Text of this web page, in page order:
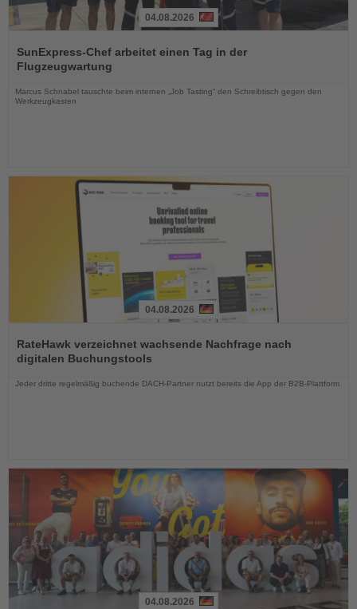
Sie
die
Nachrichten
04.08.2026
SunExpress-Chef arbeitet einen Tag in der
Flugzeugwartung
Marcus Schnabel tauschte beim internen „Job Tasting“ den Schreibtisch gegen den
Werkzeugkasten
Sie
die
Nachrichten
04.08.2026
RateHawk verzeichnet wachsende Nachfrage nach
digitalen Buchungstools
Jeder dritte regelmäßig buchende DACH-Partner nutzt bereits die App der B2B-Plattform
04.08.2026